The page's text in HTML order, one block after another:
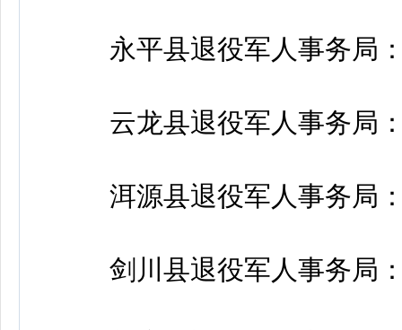
永平县退役军人事务局
云龙县退役军人事务局
洱源县退役军人事务局
剑川县退役军人事务局